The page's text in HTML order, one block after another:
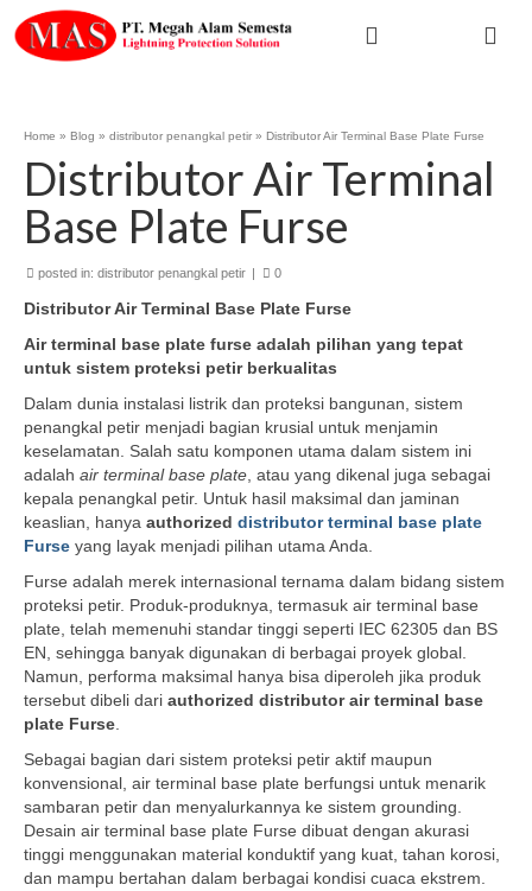
Home » Blog » distributor penangkal petir » Distributor Air Terminal Base Plate Furse
Distributor Air Terminal
Base Plate Furse
posted in: distributor penangkal petir | 0
Distributor Air Terminal Base Plate Furse
Airterminal base plate furse adalah pilihan yang tepat
untuk sistem proteksi petir berkualitas
Dalam dunia instalasi listrik dan proteksi bangunan, sistem
penangkal petir menjadi bagian krusial untuk menjamin
keselamatan. Salah satu komponen utama dalam sistem ini
adalah air terminal base plate , atau yang dikenal juga sebagai
kepala penangkal petir. Untuk hasil maksimal dan jaminan
keaslian, hanya authorized distributor terminal base plate
Furse yang layak menjadi pilihan utama Anda.
Furse adalah merek internasional ternama dalam bidang sistem
proteksi petir. Produk-produknya, termasuk air terminal base
plate, telah memenuhi standar tinggi seperti IEC 62305 dan BS
EN, sehingga banyak digunakan di berbagai proyek global.
Namun, performa maksimal hanya bisa diperoleh jika produk
tersebut dibeli dari authorized distributor air terminal base
plate Furse
Sebagai bagian dari sistem proteksi petir aktif maupun
konvensional, air terminal base plate berfungsi untuk menarik
sambaran petir dan menyalurkannya ke sistem grounding.
Desain air terminal base plate Furse dibuat dengan akurasi
tinggi menggunakan material konduktif yang kuat, tahan korosi,
dan mampu bertahan dalam berbagai kondisi cuaca ekstrem.